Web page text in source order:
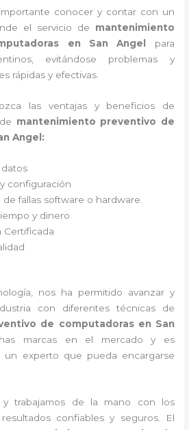
conocer y contar con un
el servicio de mantenimiento
en San Angel para
evitándose problemas y
rápidas y efectivas.
las ventajas y beneficios de
mantenimiento preventivo de
Angel:
configuración
de fallas software o hardware
y dinero
Certificada
nos ha permitido avanzar y
con diferentes técnicas de
de computadoras en San
marcas en el mercado y es
un experto que pueda encargarse
y trabajamos de la mano con los
confiables y seguros. El